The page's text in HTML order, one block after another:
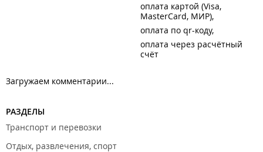
оплата картой (Visa,
MasterCard, МИР)
оплата по qr-коду
оплата через расчётный
счёт
Загружаем комментарии...
РАЗДЕЛЫ
Транспорт и перевозки
Отдых, развлечения, спорт